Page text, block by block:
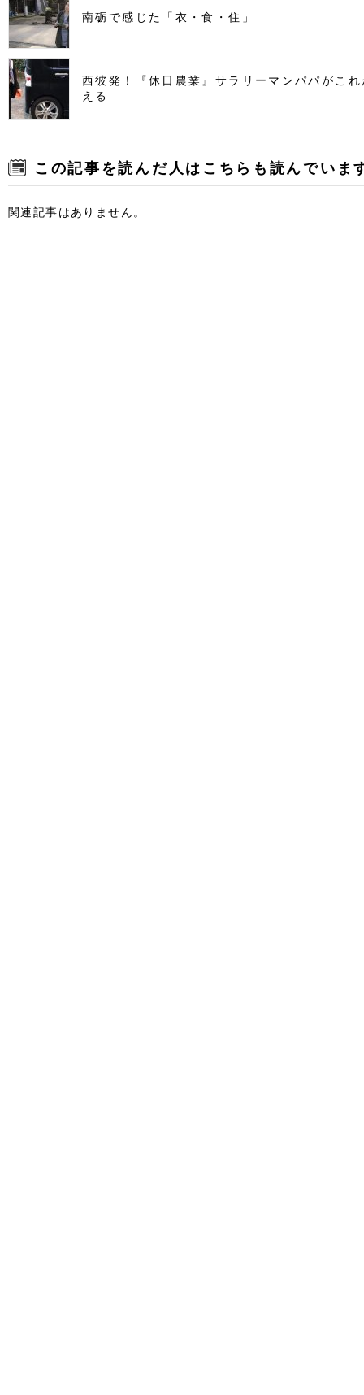
南砺で感じた「衣・食・住」
西彼発！『休日農業』サラリーマンパパがこ
える
この記事を読んだ人はこちらも読んでいま
関連記事はありません。